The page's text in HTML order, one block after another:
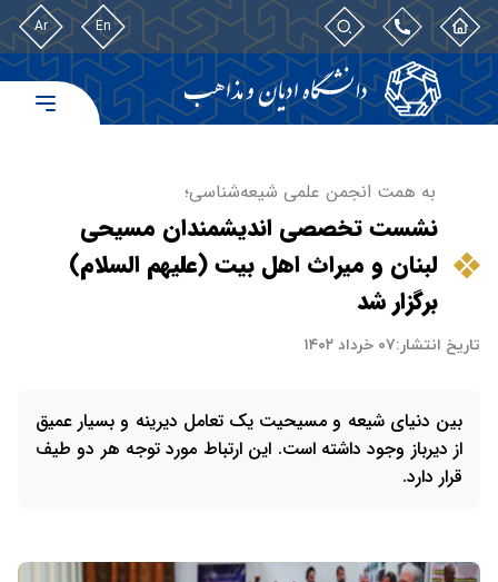
En
Ar
به همت انجمن علمی شیعه‌شناسی؛
نشست تخصصی اندیشمندان مسیحی
لبنان و میراث اهل بیت (علیهم السلام)
برگزار شد
تاریخ انتشار:۰۷ خرداد ۱۴۰۲
بین دنیای شیعه و مسیحیت یک تعامل دیرینه و بسیار عمیق
از دیرباز وجود داشته است. این ارتباط مورد توجه هر دو طیف
قرار دارد.